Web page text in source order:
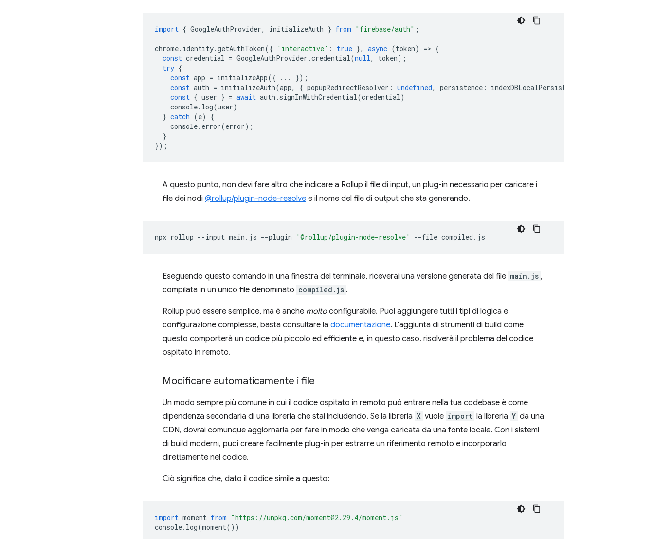
import { GoogleAuthProvider, initializeAuth } from "firebase/auth" ;
chrome. identity.getAuthToken({ 'interactive' : true }, async (token) => {
const credential = GoogleAuthProvider .credential(null, token);
try {
const app = initializeApp({ ...
});
const auth = initializeAuth(app, { popupRedirectResolver : undefined, persistence : indexDBLocalPersistence
const { user } = await auth . signInWithCredential(credential)
console. log(user)
} catch (e)
{
console. error(error);
}
});
A questo punto, non devi fare altro che indicare a Rollup il file di input, un plug-in necessario per caricare i
file dei nodi @rollup/plugin-node-resolve e il nome del file di output che sta generando.
npx rollup --input main.js --plugin '@rollup/plugin-node-resolve' --file compiled.js
Eseguendo questo comando in una finestra del terminale, riceverai una versione generata del file main.js ,
compilata in un unico file denominato compiled.js .
Rollup può essere semplice, ma è anche molto configurabile. Puoi aggiungere tutti i tipi di logica e
configurazione complesse, basta consultare la documentazione. L'aggiunta di strumenti di build come
questo comporterà un codice più piccolo ed efficiente e, in questo caso, risolverà il problema del codice
ospitato in remoto.
Modificare automaticamente i file
Un modo sempre più comune in cui il codice ospitato in remoto può entrare nella tua codebase è come
dipendenza secondaria di una libreria che stai includendo. Se la libreria X vuole import la libreria Y da una
CDN, dovrai comunque aggiornarla per fare in modo che venga caricata da una fonte locale. Con i sistemi
di build moderni, puoi creare facilmente plug-in per estrarre un riferimento remoto e incorporarlo
direttamente nel codice.
Ciò significa che, dato il codice simile a questo:
import moment from "https://unpkg.com/moment@2.29.4/moment.js"
console. log(moment())